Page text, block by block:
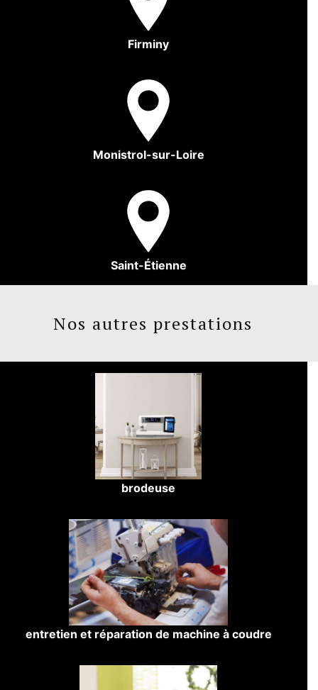
Firminy
Monistrol-sur-Loire
Saint-Étienne
Nos autres prestations
brodeuse
entretien et réparation de machine à coudre